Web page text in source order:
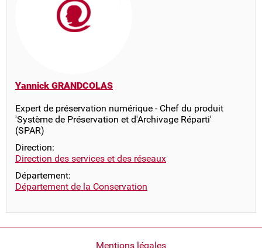
Yannick GRANDCOLAS
Expert de préservation numérique - Chef du produit
'Système de Préservation et d'Archivage Réparti'
(SPAR)
Direction:
Direction des services et des réseaux
Département:
Département de la Conservation
Mentions légales